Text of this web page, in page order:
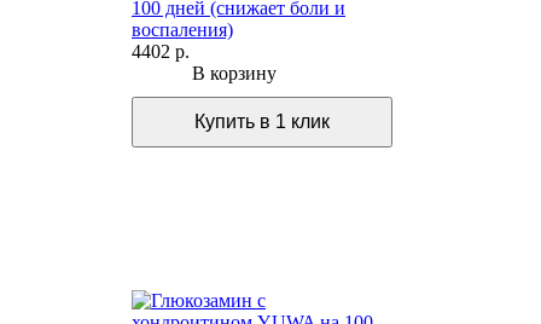
100 дней (снижает боли и
воспаления)
4402 р.
В корзину